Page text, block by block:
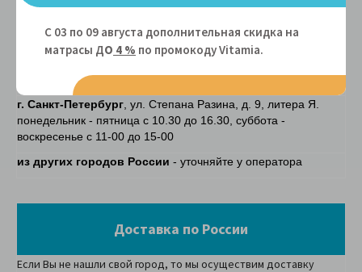
г. Москва(только для юридических лиц), ул.
Терминал. понедельник - воскресенье с 10.00 до 16.00
г. Санкт-Петербург , ул. Степана Разина, д. 9, литера Я.
понедельник - пятница с 10.30 до 16.30, суббота -
воскресенье с 11-00 до 15-00
из других городов России - уточняйте у оператора
Доставка по России
Если Вы не нашли свой город, то мы осуществим доставку
С 03 по 09 августа дополнительная скидка на
матрасы ДО 4 % по промокоду Vitamiа.